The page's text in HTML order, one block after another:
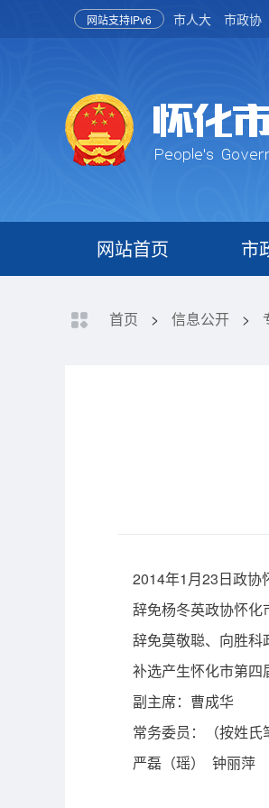
网站支持IPv6 市人大 市政协
网站首页 市
首页 > 信息公开 >
2014年1月23日政协
辞免杨冬英政协怀化
辞免莫敬聪、向胜科
补选产生怀化市第四
副主席：曹成华
常务委员：（按姓氏
严磊（瑶） 钟丽萍